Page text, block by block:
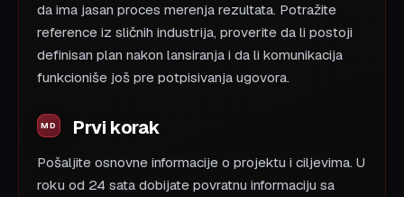
da ima jasan proces merenja rezultata. Potražite
reference iz sličnih industrija, proverite da li postoji
definisan plan nakon lansiranja i da li komunikacija
funkcioniše još pre potpisivanja ugovora.
Prvi korak
Pošaljite osnovne informacije o projektu i ciljevima. U
roku od 24 sata dobijate povratnu informaciju sa